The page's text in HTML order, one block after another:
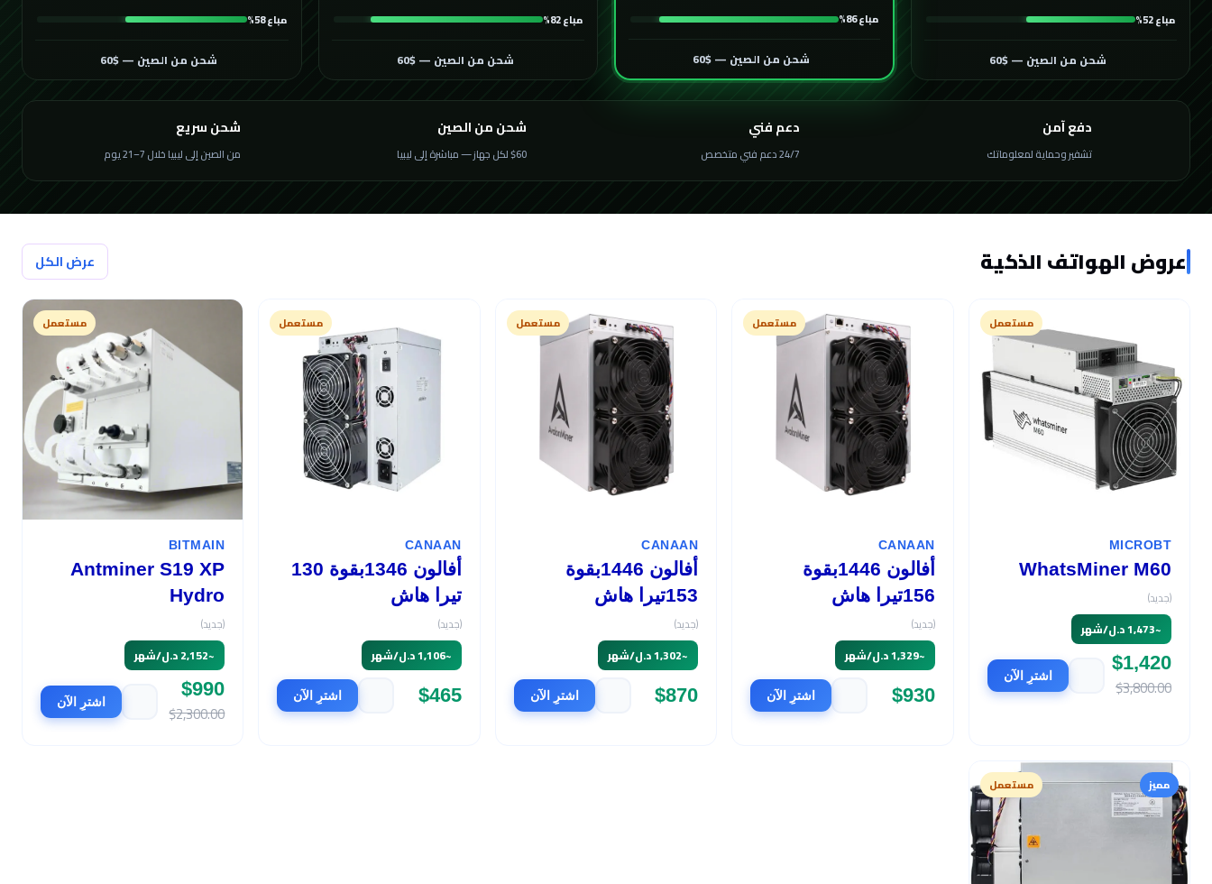
مباع 52%
شحن من الصين — $60
مباع 86%
شحن من الصين — $60
مباع 82%
شحن من الصين — $60
مباع 58%
شحن من الصين — $60
دفع آمن
تشفير وحماية لمعلوماتك
دعم فني
24/7 دعم فني متخصص
شحن من الصين
$60 لكل جهاز — مباشرة إلى ليبيا
شحن سريع
من الصين إلى ليبيا خلال 7–21 يوم
عروض الهواتف الذكية عرض الكل
مستعمل
MICROBT
WhatsMiner M60
(جديد)
~1,473 د.ل/شهر
$1,420
$3,800.00 اشترِ الآن
مستعمل
CANAAN
أفالون 1446بقوة
156تيرا هاش
(جديد)
~1,329 د.ل/شهر
$930 اشترِ الآن
مستعمل
CANAAN
أفالون 1446بقوة
153تيرا هاش
(جديد)
~1,302 د.ل/شهر
$870 اشترِ الآن
مستعمل
CANAAN
أفالون 1346بقوة 130
تيرا هاش
(جديد)
~1,106 د.ل/شهر
$465 اشترِ الآن
مستعمل
BITMAIN
Antminer S19 XP
Hydro
(جديد)
~2,152 د.ل/شهر
$990
$2,300.00 اشترِ الآن
مميز مستعمل